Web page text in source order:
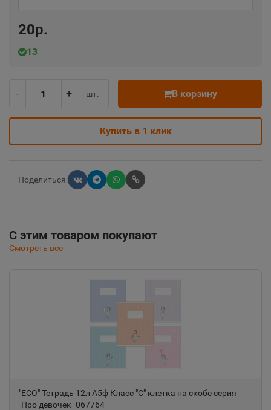
20р.
13
- + шт. В корзину
Купить в 1 клик
Поделиться:
С этим товаром покупают
Смотреть все
"ECO" Тетрадь 12л А5ф Класс "С" клетка на скобе серия
-Про девочек- 067764